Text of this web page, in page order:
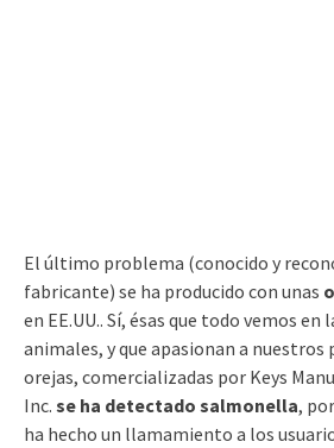
El último problema (conocido y
fabricante) se ha producido con unas
en EE.UU.. Sí, ésas que todo vemos en
animales, y que apasionan a nuestros
orejas, comercializadas por Keys
Inc. se ha detectado salmonella,
ha hecho un llamamiento a los